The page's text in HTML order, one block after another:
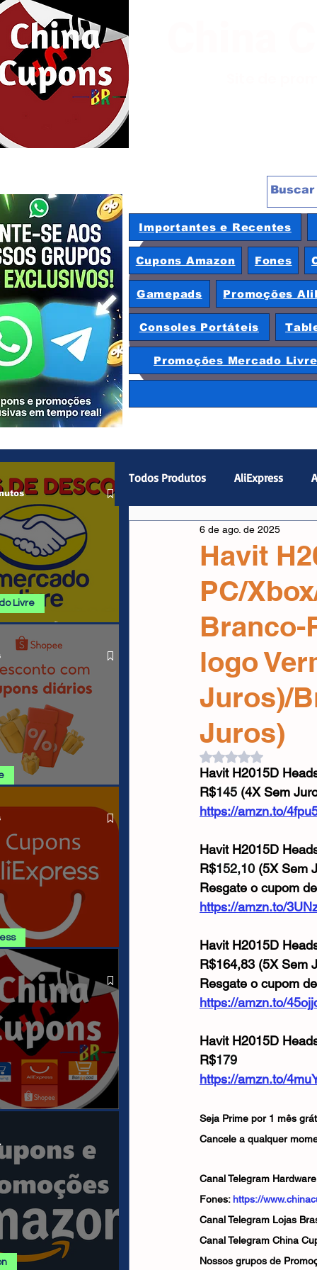
China
Importantes e Recentes
Cupons Amazon Fones
Gamepads Promoções
Consoles Portáteis
Promoções Mercado Livre
PROMOÇÕES
LIVRE
Livre
Todos Produtos AliExpress
Magazine Luiza Hardware
Smartphones
Havit
PC/
Branco-
logo
Juros)/
Juros)
6 de ago. de 2025
Avaliado com NaN
Havit H2015D
R$145 (4X Sem
https://amzn.to/
Havit H2015D
R$152,10 (5X Sem
Resgate o cupom
https://amzn.to/
Havit H2015D
R$164,83 (5X Sem
Resgate o cupom
https://amzn.to/
Havit H2015D
R$179
https://amzn.to/
Seja Prime por 1 mês
Cancele a qualquer
Canal Telegram
Fones: https://
Canal Telegram Lojas
Canal Telegram China
Nossos grupos de